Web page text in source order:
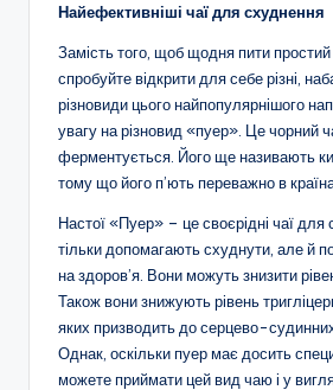
Найефективніші чаї для схуднення
Замість того, щоб щодня пити простий
спробуйте відкрити для себе різні,
різновиди цього найпопулярнішого
увагу на різновид «пуер». Це чорний
ферментується. Його ще називають
тому що його п’ють переважно в
Настої «Пуер» – це своєрідні чаї для
тільки допомагають схуднути, але й
на здоров’я. Вони можуть знизити
Також вони знижують рівень
яких призводить до серцево-
Однак, оскільки пуер має досить
можете приймати цей вид чаю і у